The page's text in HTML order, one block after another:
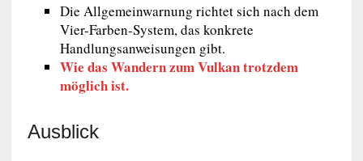
Die Allgemeinwarnung richtet sich nach dem
Vier-Farben-System, das konkrete
Handlungsanweisungen gibt.
Wie das Wandern zum Vulkan trotzdem
möglich ist.
Ausblick